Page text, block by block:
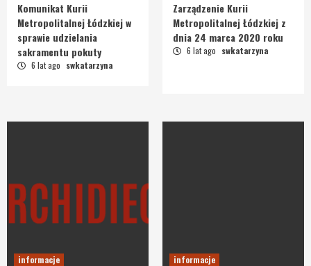
Komunikat Kurii
Metropolitalnej Łódzkiej w
sprawie udzielania
sakramentu pokuty
6 lat ago swkatarzyna
Zarządzenie Kurii
Metropolitalnej Łódzkiej z
dnia 24 marca 2020 roku
6 lat ago swkatarzyna
informacje informacje